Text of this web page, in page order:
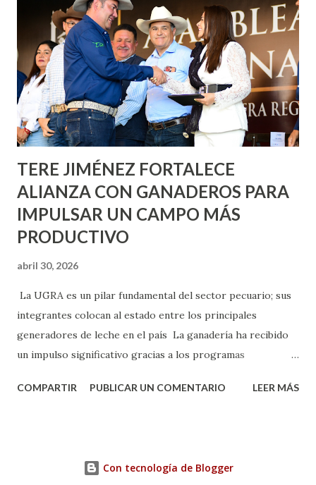
metros cuadrados de pintura, para dar inicio en la calle
Nieto, entre Jesús F. Elizondo y la calle 22 de Octubre, con
lo que se aplicará pintura en 66 casas. Posteriormente se
llevará este programa a Villas de Nuestra Señora de la
Asunción, Avenida Alameda y Decreto 27 de Septiembre, en
los edificios FOVISSSTE Ojo de Agua, en la comunidad
Norias de Paso Hondo y en los edificios de...
TERE JIMÉNEZ FORTALECE
ALIANZA CON GANADEROS PARA
IMPULSAR UN CAMPO MÁS
PRODUCTIVO
abril 30, 2026
La UGRA es un pilar fundamental del sector pecuario; sus
integrantes colocan al estado entre los principales
generadores de leche en el país La ganadería ha recibido
un impulso significativo gracias a los programas
muestra de su respaldo firme y decidido al campo, la
compromiso de trabajar de la mano con los productores
COMPARTIR PUBLICAR UN COMENTARIO LEER MÁS
Con tecnología de Blogger